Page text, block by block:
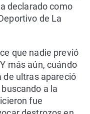
declarado como
de La
que nadie previó
más aún, cuándo
de ultras apareció
a la
fue